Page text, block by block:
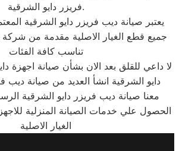
فريزر دايو الشرقية.
يعتبر صيانة ديب فريزر دايو الشرقية
جميع قطع الغيار الاصلية مقدمة من شركة
تناسب كافة الفئات
لا داعي للقلق بعد الان بشأن صيانة اجهزة
دايو الشرقية انشأ العديد من صيانة ديب
معنا صيانة ديب فريزر دايو الشرقية
الحصول علي خدمات الصيانة المنزلية
الغيار الاصلية